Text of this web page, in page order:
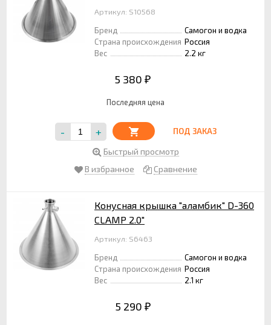
Артикул: S10568
Бренд
Самогон и водка
Страна происхождения Россия
Вес
2.2 кг
5 380 ₽
Последняя цена
- + ПОД ЗАКАЗ
Быстрый просмотр
В избранное
Сравнение
Конусная крышка "аламбик" D-360
CLAMP 2.0"
Артикул: S6463
Бренд
Самогон и водка
Страна происхождения Россия
Вес
2.1 кг
5 290 ₽